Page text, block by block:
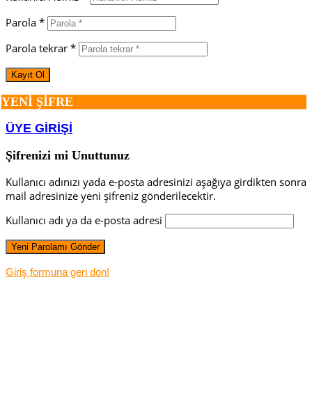
Parola *
Parola tekrar *
YENİ ŞİFRE
ÜYE GİRİŞİ
Şifrenizi mi Unuttunuz
Kullanıcı adınızı yada e-posta adresinizi aşağıya girdikten sonra
mail adresinize yeni şifreniz gönderilecektir.
Kullanıcı adı ya da e-posta adresi
Giriş formuna geri dön!